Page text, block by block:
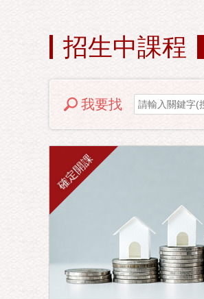
招生中課程
我要找
確定開課